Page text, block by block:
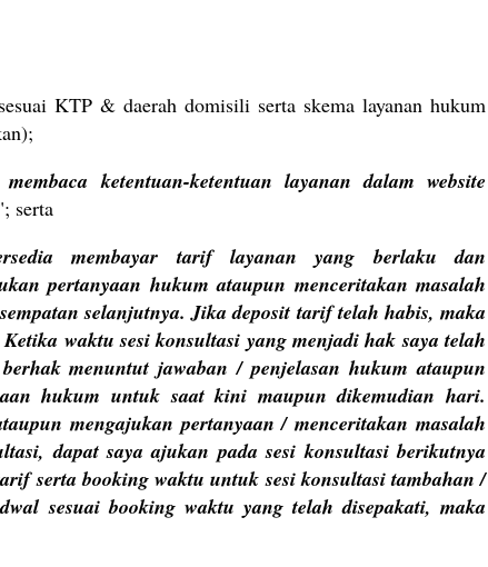
KTP & daerah domisili serta skema layanan hukum
ketentuan-ketentuan layanan dalam website
serta
membayar tarif layanan yang berlaku dan
pertanyaan hukum ataupun menceritakan masalah
selanjutnya. Jika deposit tarif telah habis, maka
waktu sesi konsultasi yang menjadi hak saya telah
menuntut jawaban / penjelasan hukum ataupun
hukum untuk saat kini maupun dikemudian hari.
mengajukan pertanyaan / menceritakan masalah
dapat saya ajukan pada sesi konsultasi berikutnya
serta booking waktu untuk sesi konsultasi tambahan /
sesuai booking waktu yang telah disepakati, maka